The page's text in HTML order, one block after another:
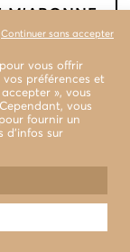
vous offrir
préférences et
», vous
vous
fournir un
sur
Continuer sans accepter